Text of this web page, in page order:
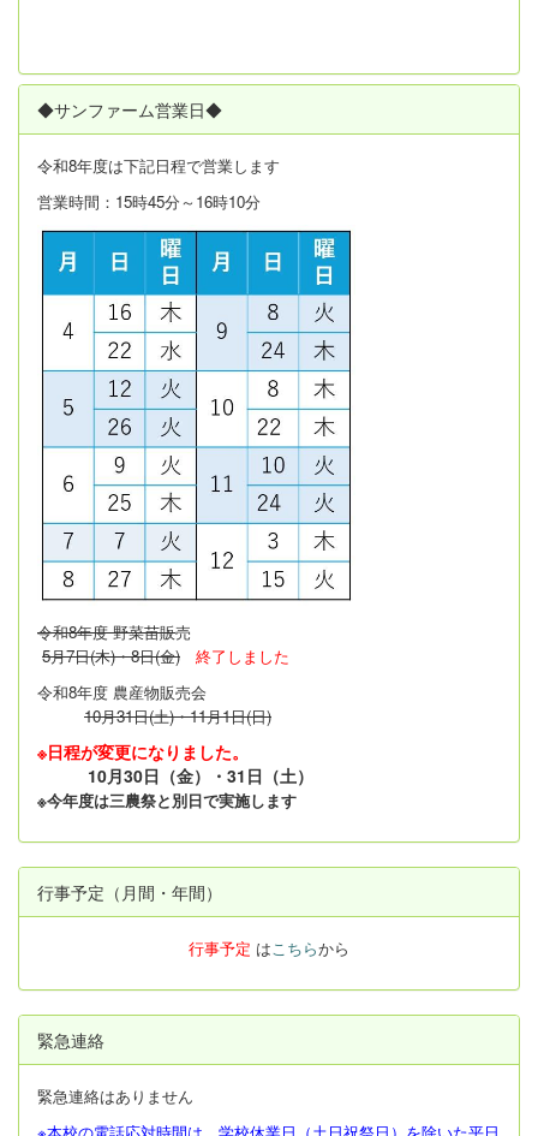
◆サンファーム営業日◆
令和8年度は下記日程で営業します
営業時間：15時45分～16時10分
令和8年度 野菜苗販売
5月7日(木)・8日(金)
終了しました
令和8年度 農産物販売会
10月31日(土)・11月1日(日)
※日程が変更になりました。
10月30日（金）・31日（土）
※今年度は三農祭と別日で実施します
行事予定（月間・年間）
行事予定 はこちらから
緊急連絡
緊急連絡はありません